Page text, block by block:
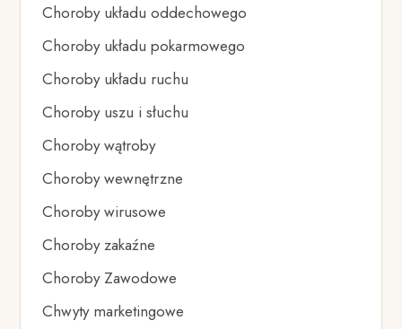
Choroby układu oddechowego
Choroby układu pokarmowego
Choroby układu ruchu
Choroby uszu i słuchu
Choroby wątroby
Choroby wewnętrzne
Choroby wirusowe
Choroby zakaźne
Choroby Zawodowe
Chwyty marketingowe